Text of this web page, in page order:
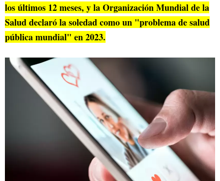
los últimos 12 meses, y la Organización Mundial de la
Salud declaró la soledad como un "problema de salud
pública mundial" en 2023.